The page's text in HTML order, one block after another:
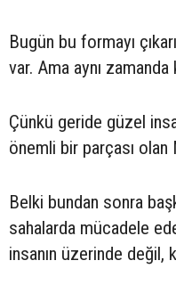
Bugün bu formayı
var. Ama aynı
Çünkü geride güzel
önemli bir parçası olan
Belki bundan sonra
sahalarda mücadele
insanın üzerinde değil,